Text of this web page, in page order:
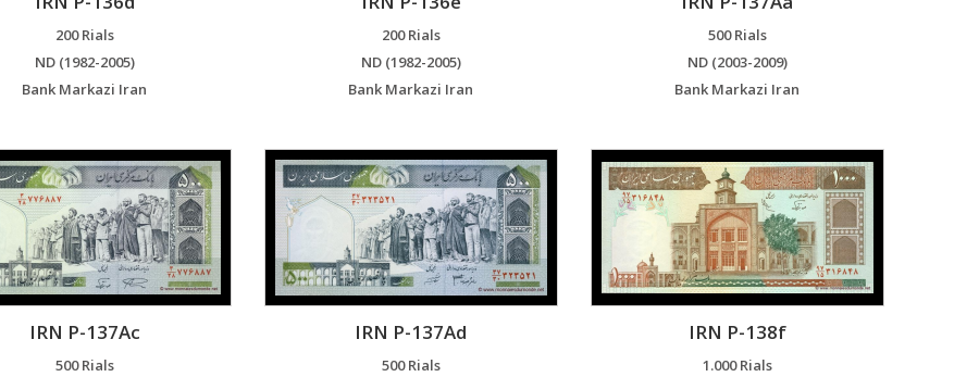
200 Rials
ND (1982-2005)
Bank Markazi Iran
200 Rials
ND (1982-2005)
Bank Markazi Iran
500 Rials
ND (2003-2009)
Bank Markazi Iran
IRN P-137Ac
500 Rials
IRN P-137Ad
500 Rials
IRN P-138f
1.000 Rials